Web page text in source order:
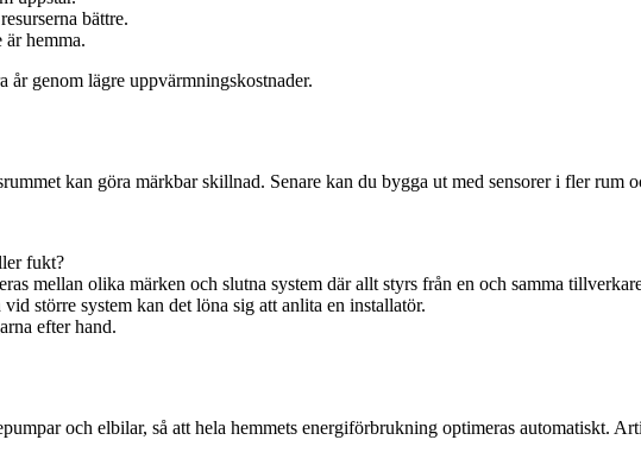
bättre.
hemma.
år genom lägre uppvärmningskostnader.
kan göra märkbar skillnad. Senare kan du bygga ut med sensorer i fler
fukt?
mellan olika märken och slutna system där allt styrs från en och samma
större system kan det löna sig att anlita en installatör.
efter hand.
och elbilar, så att hela hemmets energiförbrukning optimeras automatiskt.